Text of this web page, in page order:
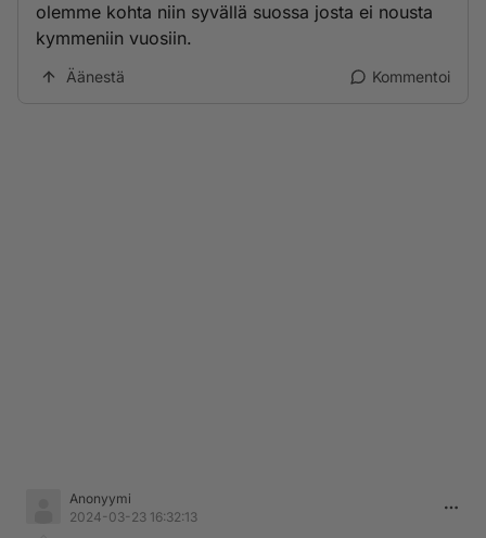
olemme kohta niin syvällä suossa josta ei nousta
kymmeniin vuosiin.
Äänestä Kommentoi
Anonyymi
2024-03-23 16:32:13